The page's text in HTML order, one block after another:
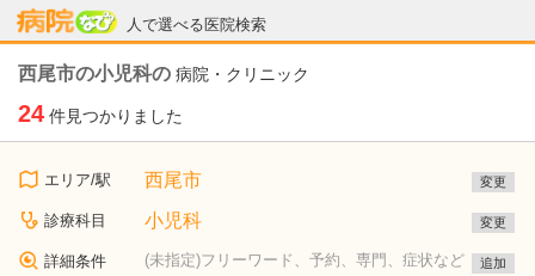
人で選べる医院検索
病院なび
西尾市の小児科の 病院・クリニック
24 件見つかりました
エリア/駅 西尾市 変更
診療科目 小児科 変更
詳細条件
(未指定)フリーワード、予約、専門、症状など
追加